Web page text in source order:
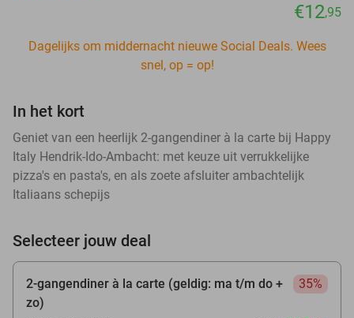
€12,95
Dagelijks om middernacht nieuwe Social Deals. Wees
snel, op = op!
In het kort
Geniet van een heerlijk 2-gangendiner à la carte bij Happy
Italy Hendrik-Ido-Ambacht: met keuze uit verrukkelijke
pizza's en pasta's, en als zoete afsluiter ambachtelijk
Italiaans schepijs
Selecteer jouw deal
2-gangendiner à la carte (geldig: ma t/m do +
zo)
35%